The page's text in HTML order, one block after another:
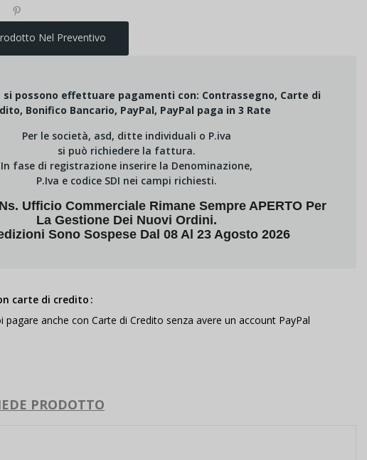
Nel Preventivo
si possono effettuare pagamenti con: Contrassegno, Carte di
Bonifico Bancario, PayPal, PayPal paga in 3 Rate
Per le società, asd, ditte individuali o P.iva
si può richiedere la fattura.
In fase di registrazione inserire la Denominazione,
P.Iva e codice SDI nei campi richiesti.
Ufficio Commerciale Rimane Sempre APERTO Per
La Gestione Dei Nuovi Ordini.
Sono Sospese Dal 08 Al 23 Agosto 2026
carte di credito
pagare anche con Carte di Credito senza avere un account PayPal
PRODOTTO